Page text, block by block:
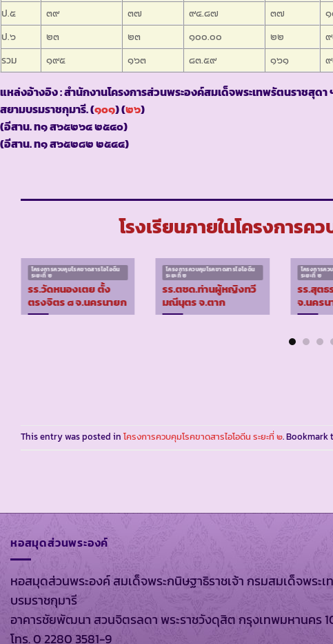
ป.๕
๓๙ ๓๗ ๙๔.๘๗ ๓๗
ป.๖
๒๓ ๒๓ ๑๐๐.๐๐ ๒๒
รวม
๑๙๕ ๑๖๓ ๘๓.๕๙ ๑๖๑
แหล่งอ้างอิง : สำนักงานโครงการส่วนพระองค์สมเด็จพระเทพรัตนราชสุดา
สยามบรมราชกุมารี. (๑๐๑) (๒๖)
(อีสาน. ท๑ ส๖๕๒๖๔ ๒๕๔๐)
(อีสาน. ท๑ ส๖๕๒๘๒ ๒๕๔๔)
โรงเรียนภายในโครงการค
โครงการควบคุมโรคขาดสารไอโอดีน
ระยะที่ ๒
รร.วัดหนองเตย ตั้ง
ตรงจิตร ๘ จ.นครนายก
โครงการควบคุมโรคขาดสารไอโอดีน
ระยะที่ ๒
รร.ตชด.ท่านผู้หญิงทวี
มณีนุตร จ.ตาก
โครงการคว
ระยะที่ ๒
รร.สุตธ
จ.นคร
This entry was posted in โครงการควบคุมโรคขาดสารไอโอดีน ระยะที่ ๒. Bookmark
หอสมุดส่วนพระองค์
หอสมุดส่วนพระองค์ สมเด็จพระกนิษฐาธิราชเจ้า กรมสมเด็จพระ
บรมราชกุมารี
อาคารชัยพัฒนา สวนจิตรลดา พระราชวังดุสิต กรุงเทพมหานคร
โทร. 0 2280 3581-9